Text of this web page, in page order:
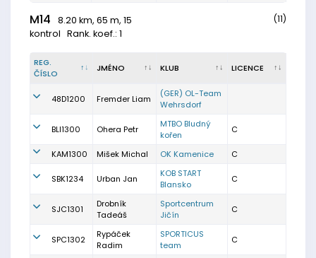
M14
8.20 km, 65 m, 15
kontrol Rank. koef.: 1
(11)
REG.
ČÍSLO
JMÉNO KLUB LICENCE
48D1200 Fremder Liam
(GER) OL-Team
Wehrsdorf
BLI1300 Ohera Petr
MTBO Bludný
kořen
C
KAM1300 Mišek Michal OK Kamenice C
SBK1234 Urban Jan
KOB START
Blansko
C
SJC1301
Drobník
Tadeáš
Sportcentrum
Jičín
C
SPC1302
Rypáček
Radim
SPORTICUS
team
C